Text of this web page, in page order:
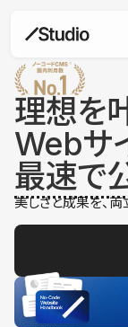
理想を
Webサ
最速で
美しさと成果を、両